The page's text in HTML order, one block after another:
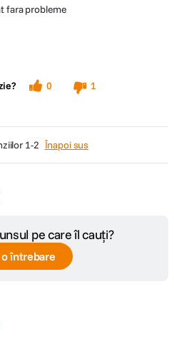
fara probleme
0
1
1-2 Înapoi sus
pe care îl cauți?
întrebare